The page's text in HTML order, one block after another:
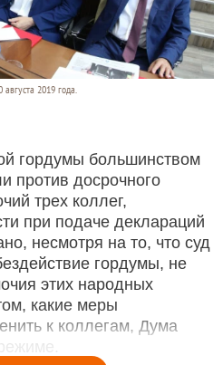
2019 года.
гордумы большинством
против досрочного
трех коллег,
при подаче деклараций
несмотря на то, что суд
гордумы, не
этих народных
какие меры
к коллегам, Дума